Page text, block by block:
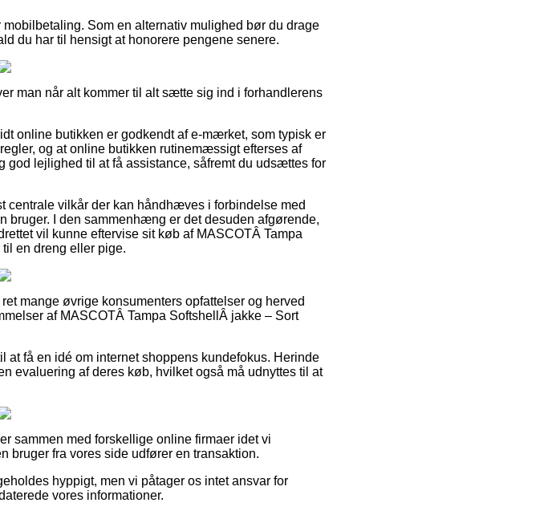
Som en alternativ mulighed bør du drage
du har til hensigt at honorere pengene senere.
man når alt kommer til alt sætte sig ind i forhandlerens
online butikken er godkendt af e-mærket, som typisk er
og at online butikken rutinemæssigt efterses af
lejlighed til at få assistance, såfremt du udsættes for
centrale vilkår der kan håndhæves i forbindelse med
bruger. I den sammenhæng er det desuden afgørende,
vil kunne eftervise sit køb af MASCOTÂ Tampa
en dreng eller pige.
mange øvrige konsumenters opfattelser og herved
af MASCOTÂ Tampa SoftshellÂ jakke – Sort
at få en idé om internet shoppens kundefokus. Herinde
evaluering af deres køb, hvilket også må udnyttes til at
sammen med forskellige online firmaer idet vi
bruger fra vores side udfører en transaktion.
hyppigt, men vi påtager os intet ansvar for
vores informationer.